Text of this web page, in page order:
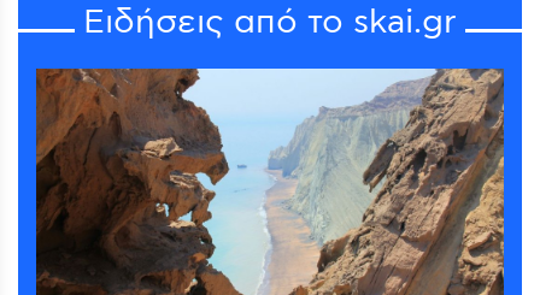
Ειδήσεις από το skai.gr